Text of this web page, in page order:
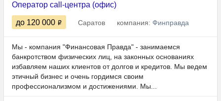
Оператор call-центра (офис)
до 120 000 Саратов компания: Финправда
Мы - компания "Финансовая Правда" - занимаемся
банкротством физических лиц, на законных основаниях
избавляем наших клиентов от долгов и кредитов. Мы ведем
этичный бизнес и очень гордимся своим
профессионализмом и достижениями. Мы...